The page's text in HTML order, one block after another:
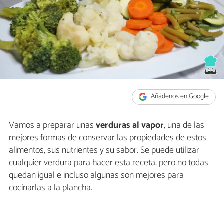
Añádenos en Google
Vamos a preparar unasverduras al vapor, una de las
mejores formas de conservar las propiedades de estos
alimentos, sus nutrientes y su sabor. Se puede utilizar
cualquier verdura para hacer esta receta, pero no todas
quedan igual e incluso algunas son mejores para
cocinarlas a la plancha.